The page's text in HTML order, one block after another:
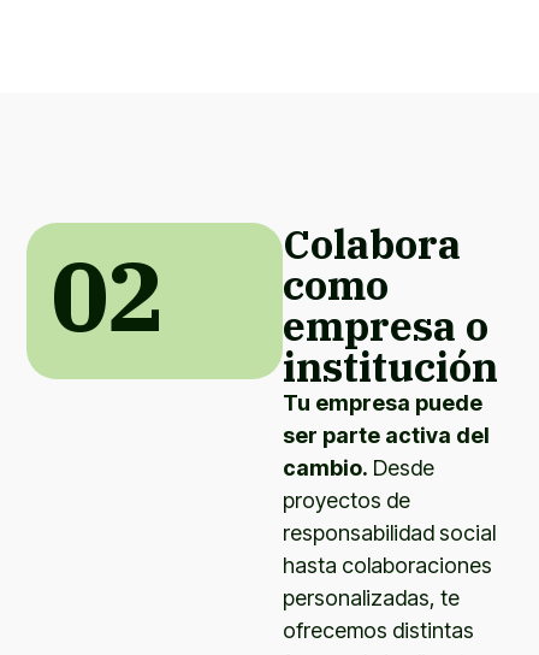
02 Colabora
como
empresa o
institución
Tu empresa puede
ser parte activa del
cambio. Desde
proyectos de
responsabilidad social
hasta colaboraciones
personalizadas, te
ofrecemos distintas